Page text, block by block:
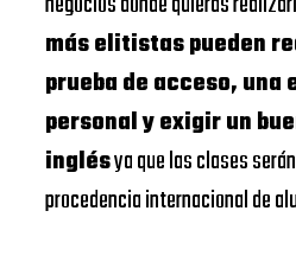
más elitistas pueden
prueba de acceso,
personal y exigir un
inglésya que las clases
procedencia internacional de